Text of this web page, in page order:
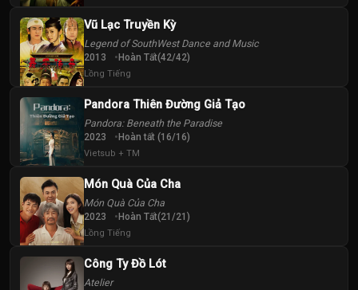
Vũ Lạc Truyền Kỳ
Legend of SouthWest Dance and Music
2013 Hoàn Tất(42/42)
Lồng Tiếng
Pandora Thiên Đường Giả Tạo
Pandora: Beneath the Paradise
2023 Hoàn tất (16/16)
Vietsub + TM
Món Quà Của Cha
Món Quà Của Cha
2023 Hoàn Tất(21/21)
Lồng Tiếng
Công Ty Đồ Lót
Atelier